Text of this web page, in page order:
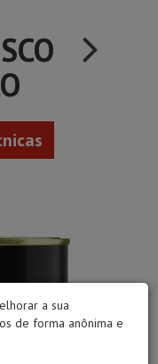
a sua
de forma anônima e